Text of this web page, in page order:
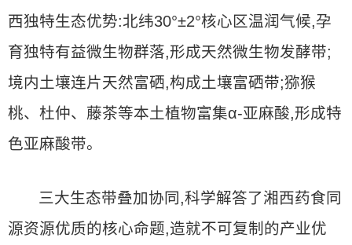
西独特生态优势:北纬30°±2°核心区温润气候,孕
育独特有益微生物群落,形成天然微生物发酵带;
境内土壤连片天然富硒,构成土壤富硒带;猕猴
桃、杜仲、藤茶等本土植物富集α-亚麻酸,形成特
色亚麻酸带。
三大生态带叠加协同,科学解答了湘西药食同
源资源优质的核心命题,造就不可复制的产业优